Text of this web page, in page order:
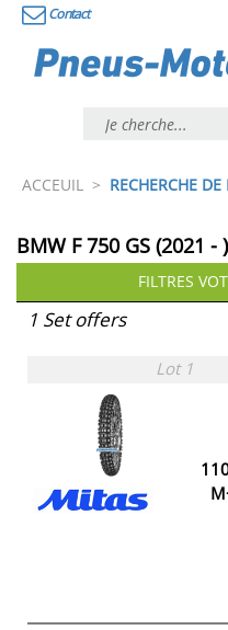
Contact
ACCEUIL > RECHERCHE
BMW F 750 GS (2021 - )
FILTRES
1 Set offers
Lot 1